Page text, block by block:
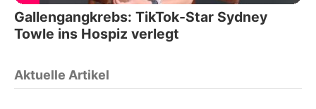
Gallengangkrebs: TikTok-Star Sydney
Towle ins Hospiz verlegt
Aktuelle Artikel